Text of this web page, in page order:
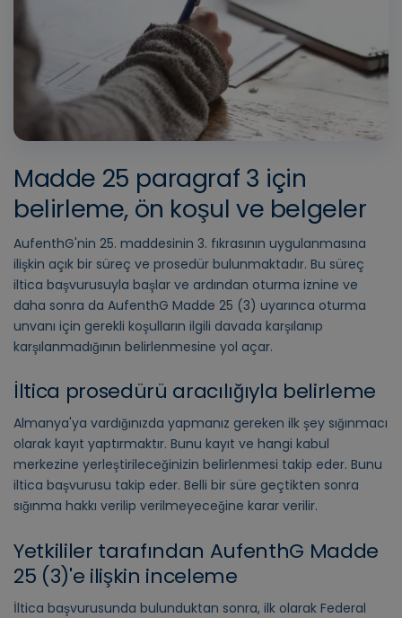
Madde 25 paragraf 3 için
belirleme, ön koşul ve belgeler
AufenthG'nin 25. maddesinin 3. fıkrasının uygulanmasına
ilişkin açık bir süreç ve prosedür bulunmaktadır. Bu süreç
iltica başvurusuyla başlar ve ardından oturma iznine ve
daha sonra da AufenthG Madde 25 (3) uyarınca oturma
unvanı için gerekli koşulların ilgili davada karşılanıp
karşılanmadığının belirlenmesine yol açar.
İltica prosedürü aracılığıyla belirleme
Almanya'ya vardığınızda yapmanız gereken ilk şey sığınmacı
olarak kayıt yaptırmaktır. Bunu kayıt ve hangi kabul
merkezine yerleştirileceğinizin belirlenmesi takip eder. Bunu
iltica başvurusu takip eder. Belli bir süre geçtikten sonra
sığınma hakkı verilip verilmeyeceğine karar verilir.
Yetkililer tarafından AufenthG Madde
25 (3)'e ilişkin inceleme
İltica başvurusunda bulunduktan sonra, ilk olarak Federal